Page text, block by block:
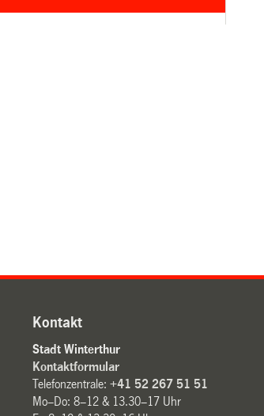
Kontakt
Stadt Winterthur
Kontaktformular
Telefonzentrale:+41 52 267 51 51
Mo–Do: 8–12 & 13.30–17 Uhr